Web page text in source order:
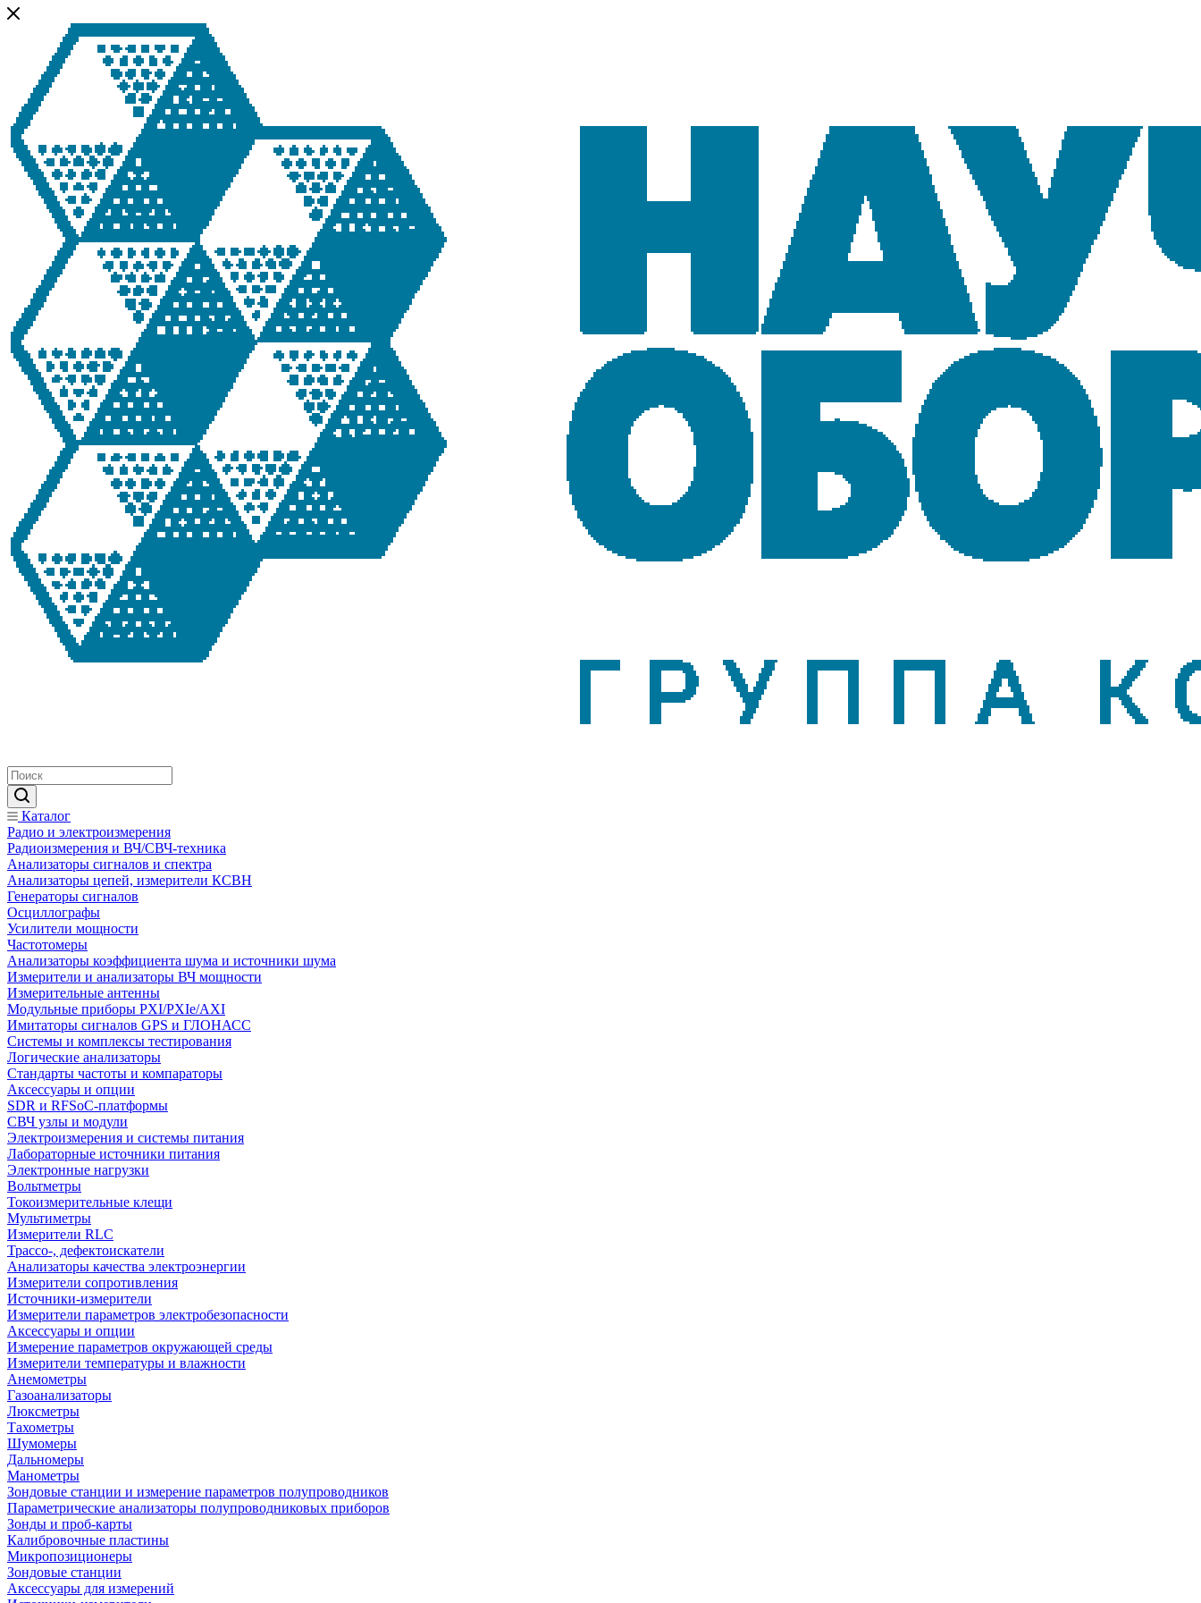
Каталог
Радио и электроизмерения
Радиоизмерения и ВЧ/СВЧ-техника
Анализаторы сигналов и спектра
Анализаторы цепей, измерители КСВН
Генераторы сигналов
Осциллографы
Усилители мощности
Частотомеры
Анализаторы коэффициента шума и источники шума
Измерители и анализаторы ВЧ мощности
Измерительные антенны
Модульные приборы PXI/PXIe/AXI
Имитаторы сигналов GPS и ГЛОНАСС
Системы и комплексы тестирования
Логические анализаторы
Стандарты частоты и компараторы
Аксессуары и опции
SDR и RFSoC‑платформы
СВЧ узлы и модули
Электроизмерения и системы питания
Лабораторные источники питания
Электронные нагрузки
Вольтметры
Токоизмерительные клещи
Мультиметры
Измерители RLC
Трассо-, дефектоискатели
Анализаторы качества электроэнергии
Измерители сопротивления
Источники-измерители
Измерители параметров электробезопасности
Аксессуары и опции
Измерение параметров окружающей среды
Измерители температуры и влажности
Анемометры
Газоанализаторы
Люксметры
Тахометры
Шумомеры
Дальномеры
Манометры
Зондовые станции и измерение параметров полупроводников
Параметрические анализаторы полупроводниковых приборов
Зонды и проб-карты
Калибровочные пластины
Микропозиционеры
Зондовые станции
Аксессуары для измерений